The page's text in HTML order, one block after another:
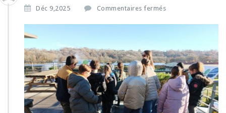
Déc 9,2025 Commentaires fermés
M
G
-
2
0
2